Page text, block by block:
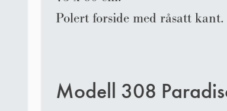
Polert forside med råsatt kant.
Modell 308